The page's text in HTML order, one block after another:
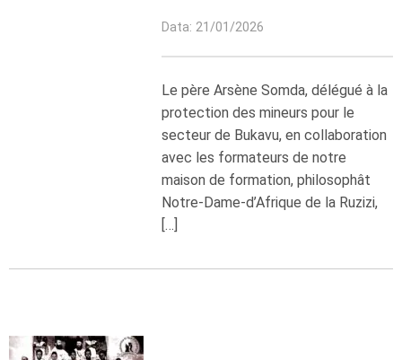
Data: 21/01/2026
Le père Arsène Somda, délégué à la
protection des mineurs pour le
secteur de Bukavu, en collaboration
avec les formateurs de notre
maison de formation, philosophât
Notre-Dame-d’Afrique de la Ruzizi,
[…]